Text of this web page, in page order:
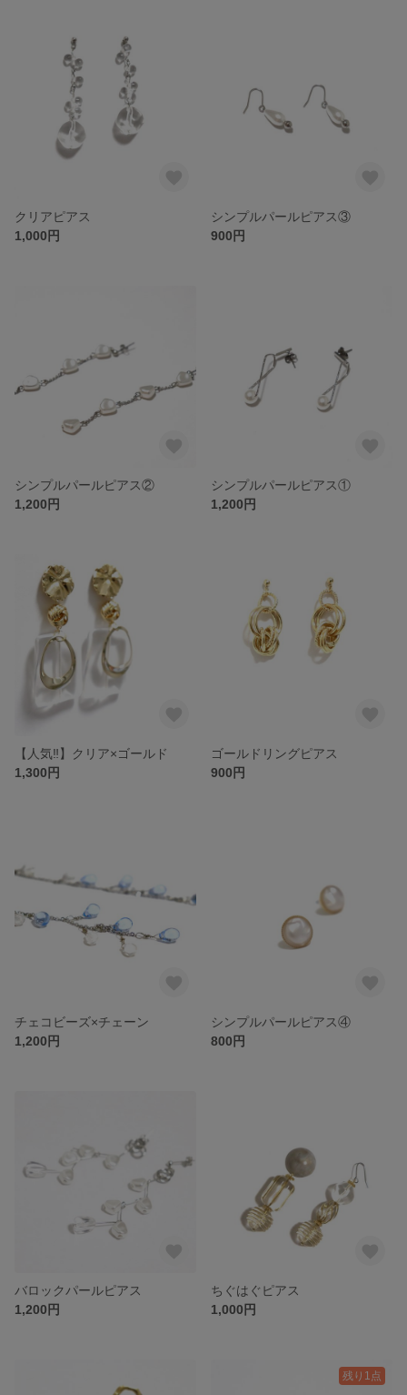
クリアピアス
1,000円
シンプルパールピアス③
900円
シンプルパールピアス②
1,200円
シンプルパールピアス①
1,200円
【人気‼︎】クリア×ゴールド
1,300円
ゴールドリングピアス
900円
チェコビーズ×チェーン
1,200円
シンプルパールピアス④
800円
バロックパールピアス
1,200円
ちぐはぐピアス
1,000円
残り1点